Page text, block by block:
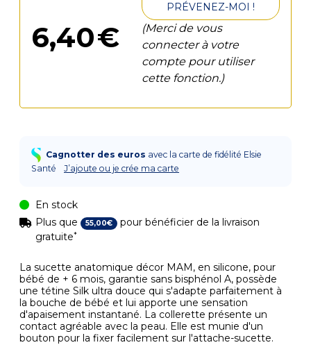
La sucette anatomique décor MAM, en silicone, pour
bébé de + 6 mois, garantie sans bisphénol A, possède
une tétine Silk ultra douce qui s'adapte parfaitement à
la bouche de bébé et lui apporte une sensation
d'apaisement instantané. La collerette présente un
contact agréable avec la peau. Elle est munie d'un
bouton pour la fixer facilement sur l'attache-sucette.
6,40€
PRÉVENEZ-MOI !
(Merci de vous
connecter à votre
compte pour utiliser
cette fonction.)
Cagnotter des euros avec la carte de fidélité Elsie
Santé
J’ajoute ou je crée ma carte
En stock
Plus que
55,00€ pour bénéficier de la livraison
gratuite*